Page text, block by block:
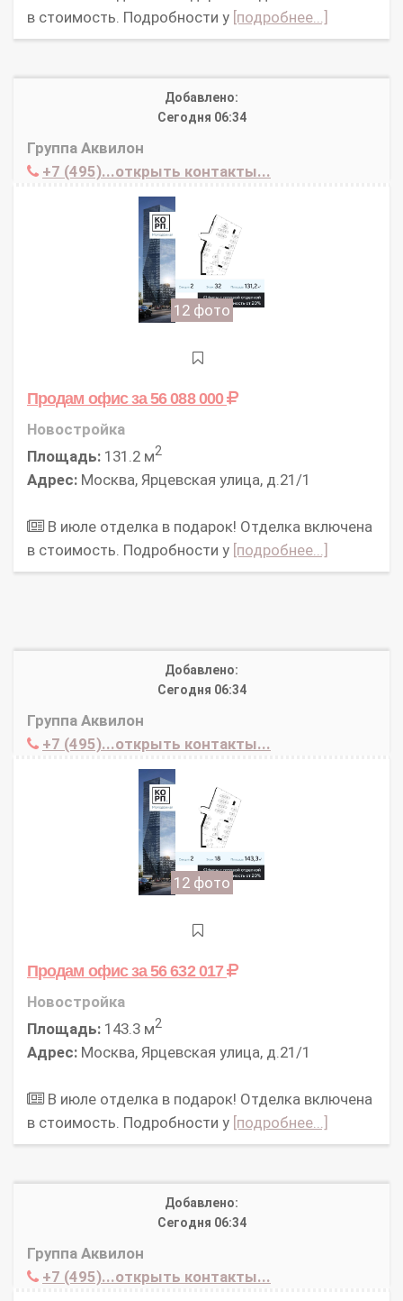
в стоимость. Подробности у [подробнее...]
Добавлено:
Сегодня 06:34
Группа Аквилон
+7 (495)...открыть контакты...
12 фото
Продам офисза 56 088 000
Новостройка
Площадь: 131.2 м2
Адрес: Москва, Ярцевская улица, д.21/1
В июле отделка в подарок! Отделка включена
в стоимость. Подробности у [подробнее...]
Добавлено:
Сегодня 06:34
Группа Аквилон
+7 (495)...открыть контакты...
12 фото
Продам офисза 56 632 017
Новостройка
Площадь: 143.3 м2
Адрес: Москва, Ярцевская улица, д.21/1
В июле отделка в подарок! Отделка включена
в стоимость. Подробности у [подробнее...]
Добавлено:
Сегодня 06:34
Группа Аквилон
+7 (495)...открыть контакты...